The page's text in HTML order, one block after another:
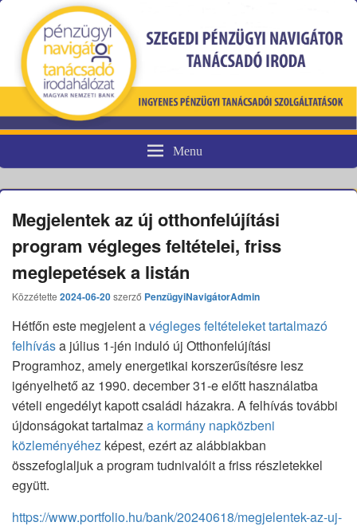
Pénzügyi fogyasztóvédelem
Menu
Megjelentek az új otthonfelújítási
program végleges feltételei, friss
meglepetések a listán
Közzétette 2024-06-20szerző PenzügyiNavigátorAdmin
Hétfőn este megjelent avégleges feltételeket tartalmazó
felhívása július 1-jén induló új Otthonfelújítási
Programhoz, amely energetikai korszerűsítésre lesz
igényelhető az 1990. december 31-e előtt használatba
vételi engedélyt kapott családi házakra. A felhívás további
újdonságokat tartalmaza kormány napközbeni
közleményéhez képest, ezért az alábbiakban
összefoglaljuk a program tudnivalóit a friss részletekkel
együtt.
https://www.portfolio.hu/bank/20240618/megjelentek-az-uj-